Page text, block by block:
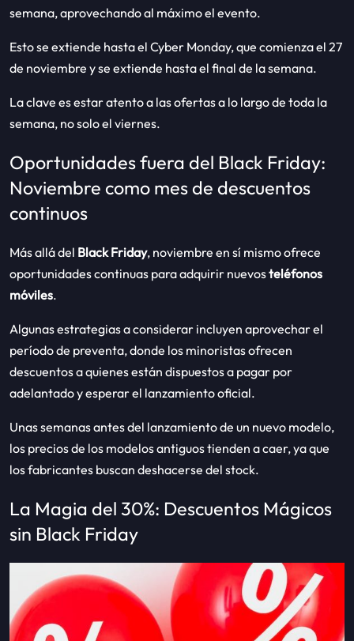
semana, aprovechando al máximo el evento.
Esto se extiende hasta el Cyber Monday, que comienza el 27
de noviembre y se extiende hasta el final de la semana.
La clave es estar atento a las ofertas a lo largo de toda la
semana, no solo el viernes.
Oportunidades fuera del Black Friday:
Noviembre como mes de descuentos
continuos
Más allá del Black Friday, noviembre en sí mismo ofrece
oportunidades continuas para adquirir nuevosteléfonos
móviles.
Algunas estrategias a considerar incluyen aprovechar el
período de preventa, donde los minoristas ofrecen
descuentos a quienes están dispuestos a pagar por
adelantado y esperar el lanzamiento oficial.
Unas semanas antes del lanzamiento de un nuevo modelo,
los precios de los modelos antiguos tienden a caer, ya que
los fabricantes buscan deshacerse del stock.
La Magia del 30%: Descuentos Mágicos
sin Black Friday